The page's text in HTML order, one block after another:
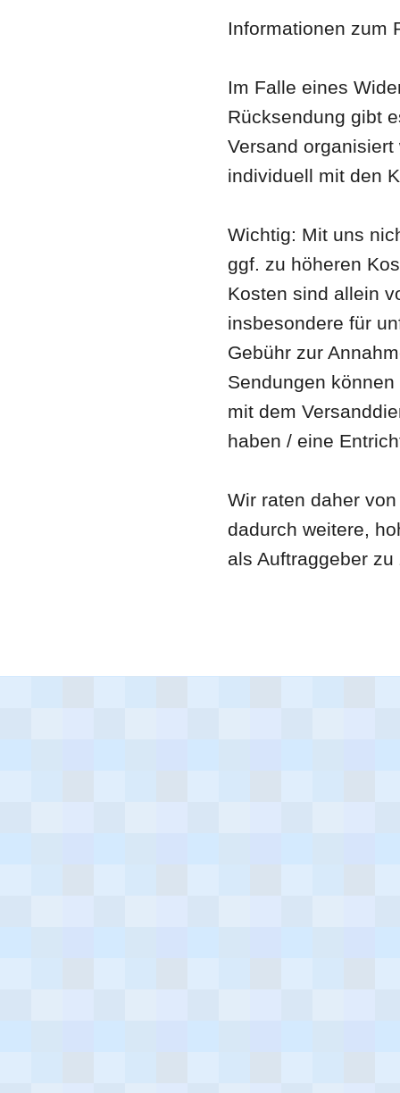
Informationen zum
Im Falle eines
Rücksendung gibt
Versand
individuell mit den
Wichtig: Mit uns
ggf. zu höheren
Kosten sind allein
insbesondere für
Gebühr zur
Sendungen
mit dem
haben / eine
Wir raten daher
dadurch weitere,
als Auftraggeber